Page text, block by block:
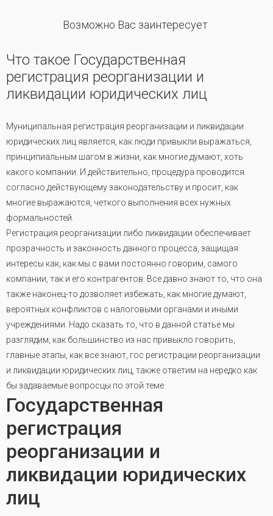
Возможно Вас заинтересует
Что такое Государственная
регистрация реорганизации и
ликвидации юридических лиц
Муниципальная регистрация реорганизации и ликвидации
юридических лиц является, как люди привыкли выражаться,
принципиальным шагом в жизни, как многие думают, хоть
какого компании. И действительно, процедура проводится
согласно действующему законодательству и просит, как
многие выражаются, четкого выполнения всех нужных
формальностей.
Регистрация реорганизации либо ликвидации обеспечивает
прозрачность и законность данного процесса, защищая
интересы как, как мы с вами постоянно говорим, самого
компании, так и его контрагентов. Все давно знают то, что она
также наконец-то дозволяет избежать, как многие думают,
вероятных конфликтов с налоговыми органами и иными
учреждениями. Надо сказать то, что в данной статье мы
разглядим, как большинство из нас привыкло говорить,
главные этапы, как все знают, гос регистрации реорганизации
и ликвидации юридических лиц, также ответим на нередко как
бы задаваемые вопросцы по этой теме.
Государственная
регистрация
реорганизации и
ликвидации юридических
лиц